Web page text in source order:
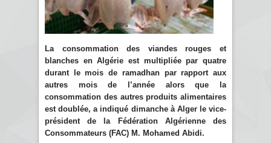
La consommation des viandes rouges et
blanches en Algérie est multipliée par quatre
durant le mois de ramadhan par rapport aux
autres mois de l’année alors que la
consommation des autres produits alimentaires
est doublée, a indiqué dimanche à Alger le vice-
président de la Fédération Algérienne des
Consommateurs (FAC) M. Mohamed Abidi.